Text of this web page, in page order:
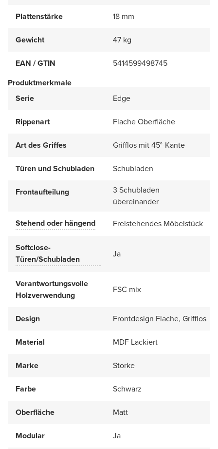
Plattenstärke 18 mm
Gewicht 47 kg
EAN / GTIN
5414599498745
Produktmerkmale
Serie
Edge
Rippenart Flache Oberfläche
Art des Griffes Grifflos mit 45°-Kante
Türen und Schubladen Schubladen
Frontaufteilung
3 Schubladen
übereinander
Stehend oder hängend
Freistehendes Möbelstück
Softclose-
Türen/Schubladen
Ja
Verantwortungsvolle
Holzverwendung
FSC mix
Design Frontdesign Flache, Grifflos
Material MDF Lackiert
Marke Storke
Farbe Schwarz
Oberfläche Matt
Modular Ja